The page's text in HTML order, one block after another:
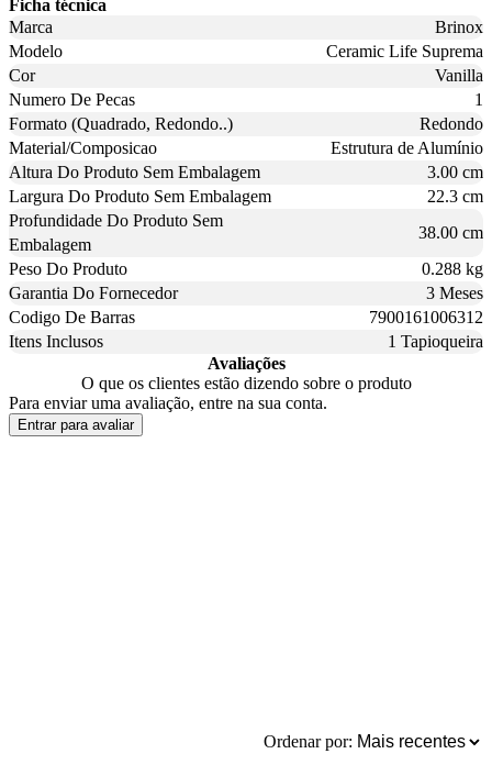
Ficha técnica
Marca
Brinox
Modelo
Ceramic Life Suprema
Cor
Vanilla
Numero De Pecas
1
Formato (Quadrado, Redondo..)
Redondo
Material/Composicao
Estrutura de Alumínio
Altura Do Produto Sem Embalagem
3.00 cm
Largura Do Produto Sem Embalagem
22.3 cm
Profundidade Do Produto Sem
Embalagem
38.00 cm
Peso Do Produto
0.288 kg
Garantia Do Fornecedor
3 Meses
Codigo De Barras
7900161006312
Itens Inclusos
1 Tapioqueira
Avaliações
O que os clientes estão dizendo sobre o produto
Para enviar uma avaliação, entre na sua conta.
Entrar para avaliar
Ordenar por: